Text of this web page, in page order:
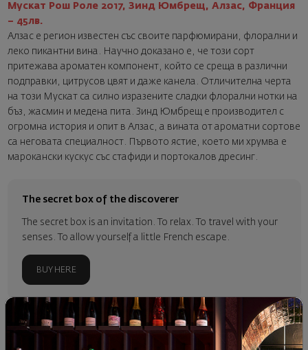
Мускат Рош Роле 2017, Зинд Юмбрещ, Алзас, Франция
– 45лв.
Алзас е регион известен със своите парфюмирани, флорални и
леко пикантни вина. Научно доказано е, че този сорт
притежава ароматен компонент, който се среща в различни
подправки, цитрусов цвят и даже канела. Отличителна черта
на този Мускат са силно изразените сладки флорални нотки на
бъз, жасмин и медена пита. Зинд Юмбрещ е производител с
огромна история и опит в Алзас, а вината от ароматни сортове
са неговата специалност. Първото ястие, което ми хрумва е
марокански кускус със стафиди и портокалов дресинг.
The secret box of the discoverer
The secret box is an invitation. To relax. To travel with your
senses. To allow yourself a little French escape.
BUY HERE